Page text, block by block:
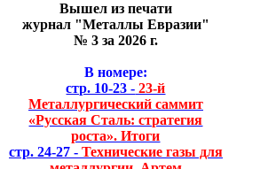
Вышел из печати
журнал "Металлы Евразии"
№ 3 за 2026 г.
В номере:
стр. 10-23 - 23-й
Металлургический саммит
«Русская Сталь: стратегия
роста». Итоги
стр. 24-27 - Технические газы для